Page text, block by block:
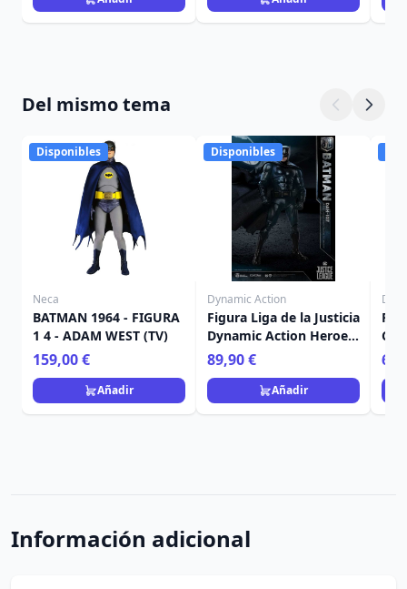
Del mismo tema
Disponibles
Neca
BATMAN 1964 - FIGURA
1 4 - ADAM WEST (TV)
159,00 €
Añadir
Disponibles
Dynamic Action
Figura Liga de la Justicia
Dynamic Action Heroes
1 Liga de la Justicia
Batman 20 cm
89,90 €
Añadir
Información adicional